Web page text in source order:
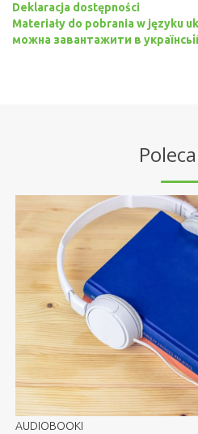
Deklaracja dostępności
Materiały do pobrania w języku
можна завантажити в
AUDIOBOOKI